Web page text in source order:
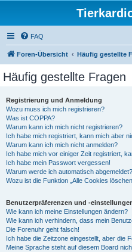
FAQ
Foren-Übersicht Häufig gestellte
Häufig gestellte Fragen
Registrierung und Anmeldung
Wozu muss ich mich registrieren?
Was ist COPPA?
Warum kann ich mich nicht registrieren?
Ich habe mich registriert, kann mich aber
Warum kann ich mich nicht anmelden?
Ich habe mich vor einiger Zeit registriert,
Ich habe mein Passwort vergessen!
Warum werde ich automatisch abgemeldet?
Wozu ist die Funktion „Alle Cookies
Benutzerpräferenzen und -
Wie kann ich meine Einstellungen ändern?
Wie kann ich verhindern, dass mein
Die Forenuhr geht falsch!
Ich habe die Zeitzone eingestellt, aber die
Meine Sprache steht auf diesem Board